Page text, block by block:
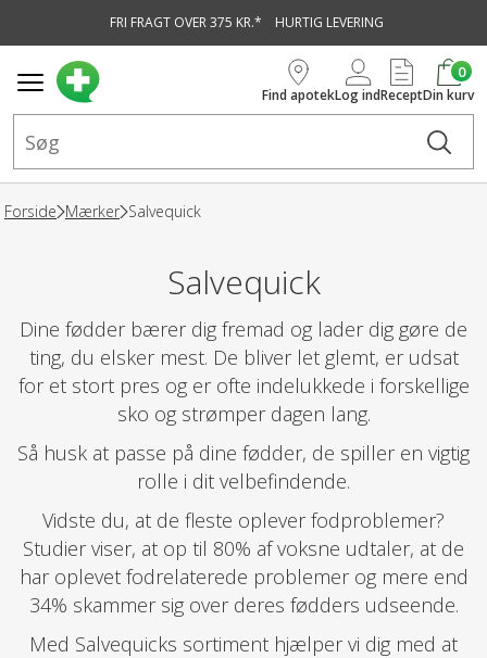
FRI FRAGT OVER 375 KR.* HURTIG LEVERING
Find apotekLog indRecept
0
Din kurv
Forside Mærker Salvequick
Salvequick
Dine fødder bærer dig fremad og lader dig gøre de
ting, du elsker mest. De bliver let glemt, er udsat
for et stort pres og er ofte indelukkede i forskellige
sko og strømper dagen lang.
Så husk at passe på dine fødder, de spiller en vigtig
rolle i dit velbefindende.
Vidste du, at de fleste oplever fodproblemer?
Studier viser, at op til 80% af voksne udtaler, at de
har oplevet fodrelaterede problemer og mere end
34% skammer sig over deres fødders udseende.
Med Salvequicks sortiment hjælper vi dig med at